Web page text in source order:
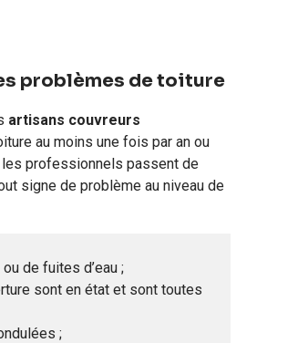
problèmes de toiture
artisans couvreurs
au moins une fois par an ou
professionnels passent de
signe de problème au niveau de
ou de fuites d’eau ;
sont en état et sont toutes
;